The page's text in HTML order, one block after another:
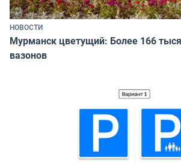
НОВОСТИ
Мурманск цветущий: Более 166
вазонов